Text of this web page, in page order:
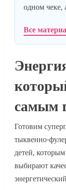
одном чеке,
Все
самым
Готовим
тыквенно-
детей,
выбирают